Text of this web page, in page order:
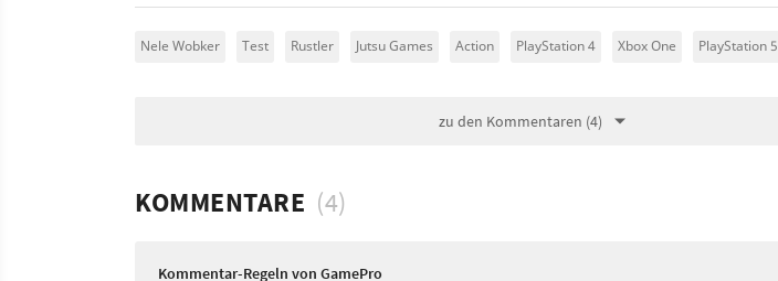
Nele Wobker Test Rustler Jutsu Games Action PlayStation 4 Xbox One PlayStation 5
zu den Kommentaren (4)
KOMMENTARE (4)
Kommentar-Regeln von GamePro